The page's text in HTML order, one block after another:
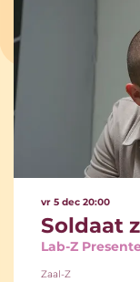
Soldaat
Lab-Z
vr 5 dec 20:00
Zaal-Z